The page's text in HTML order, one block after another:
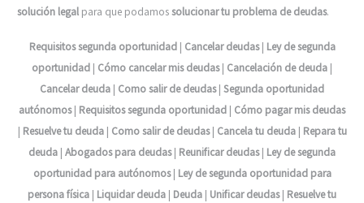
solución legal para que podamossolucionar tu problema de deudas.
Requisitos segunda oportunidad| Cancelar deudas| Ley de segunda
oportunidad | Cómo cancelar mis deudas| Cancelación de deuda |
Cancelar deuda | Como salir de deudas| Segunda oportunidad
autónomos| Requisitos segunda oportunidad | Cómo pagar mis deudas
| Resuelve tu deuda| Como salir de deudas| Cancela tu deuda| Repara tu
deuda | Abogados para deudas| Reunificar deudas| Ley de segunda
oportunidad para autónomos| Ley de segunda oportunidad para
persona física | Liquidar deuda | Deuda | Unificar deudas| Resuelve tu